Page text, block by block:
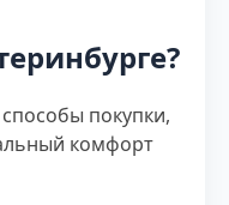
покупки,
комфорт